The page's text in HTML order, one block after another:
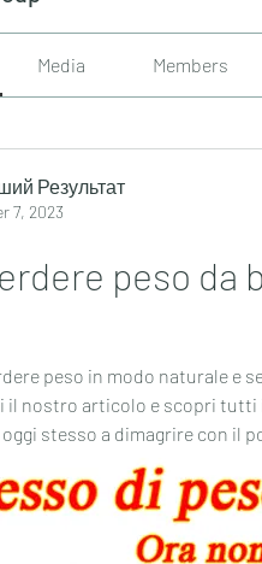
Media Members
Результат
7, 2023
peso da
peso in modo naturale e
il nostro articolo e scopri tutti
stesso a dimagrire con il